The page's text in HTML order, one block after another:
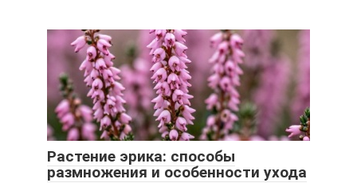
Растение эрика: способы
размножения и особенности ухода